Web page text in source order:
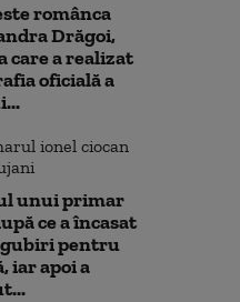
românca
Drăgoi,
care a realizat
oficială a
unui primar
ce a încasat
pentru
iar apoi a